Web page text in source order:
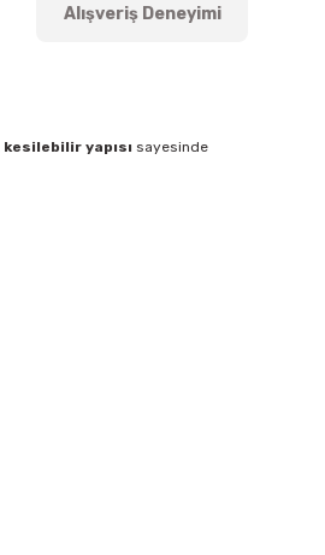
Alışveriş Deneyimi
kesilebilir yapısı sayesinde